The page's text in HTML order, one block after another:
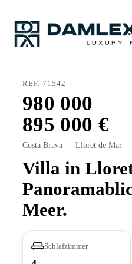
REF. 71542
980 000
895 000
Costa Brava — Lloret de Mar
Villa in
Meer.
Schlafzimmer